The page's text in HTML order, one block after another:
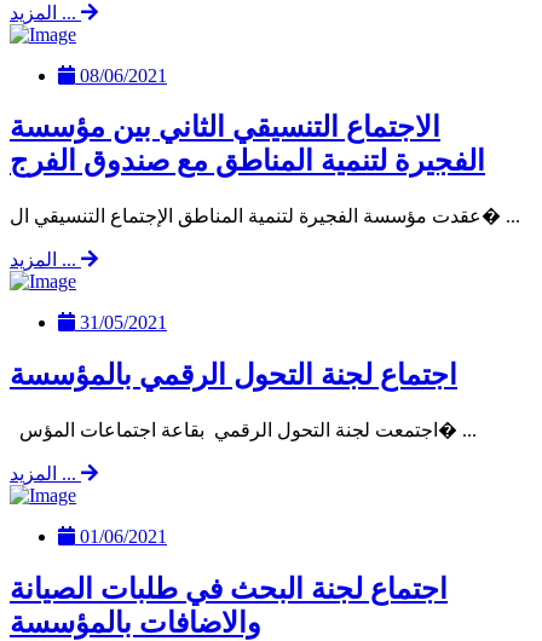
المزيد ...
08/06/2021
الاجتماع التنسيقي الثاني بين مؤسسة
الفجيرة لتنمية المناطق مع صندوق الفرج
عقدت مؤسسة الفجيرة لتنمية المناطق الإجتماع التنسيقي ال� ...
المزيد ...
31/05/2021
اجتماع لجنة التحول الرقمي بالمؤسسة
اجتمعت لجنة التحول الرقمي بقاعة اجتماعات المؤس� ...
المزيد ...
01/06/2021
اجتماع لجنة البحث في طلبات الصيانة
والاضافات بالمؤسسة